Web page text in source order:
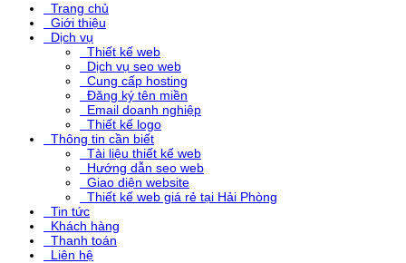
Trang chủ
Giới thiệu
Dịch vụ
Thiết kế web
Dịch vụ seo web
Cung cấp hosting
Đăng ký tên miền
Email doanh nghiệp
Thiết kế logo
Thông tin cần biết
Tài liệu thiết kế web
Hướng dẫn seo web
Giao diện website
Thiết kế web giá rẻ tại Hải Phòng
Tin tức
Khách hàng
Thanh toán
Liên hệ